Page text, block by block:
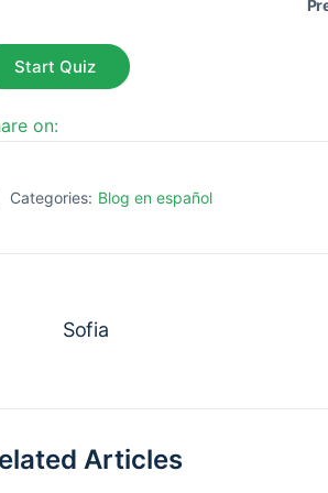
on:
Categories: Blog en español
Sofia
Articles